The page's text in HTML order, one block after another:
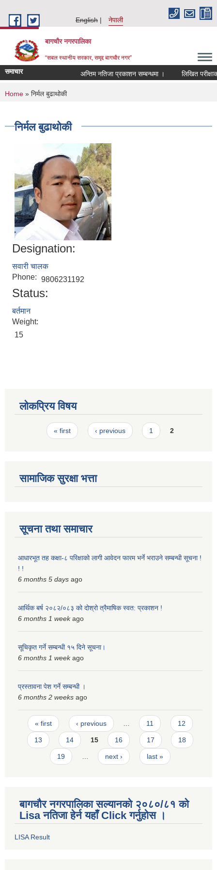
English
नेपाली
बागचौर नगरपालिका
“सबल स्थानीय सरकार, समृद्द बागचौर नगर”
समाचार अन्तिम नतिजा प्रकाशन सम्बन्धमा । लिखित
You are here
Home » निर्मल बुढाथोकी
निर्मल बुढाथोकी
Designation:
सवारी चालक
Phone: 9806231192
Status:
बर्तमान
Weight:
15
लोकप्रिय विषय
Pages« first ‹ previous 1 2
सामाजिक सुरक्षा भत्ता
सूचना तथा समाचार
आधारभूत तह कक्षा-८ परिक्षाको लागी आवेदन फारम भर्ने भराउने सम्बन्धी सूचना !
! !
6 months 5 days ago
आर्थिक बर्ष २०८२/०८३ को दोश्रो त्रैमाषिक स्वत: प्रकाशन !
6 months 1 weekago
सूचिकृत गर्ने सम्बन्धी १५ दिने सूचना।
6 months 1 weekago
प्रस्तावना पेश गर्ने सम्बन्धी ।
6 months 2 weeks ago
Pages
« first ‹ previous … 11 12
13 14 15 16 17 18
19 … next › last »
बागचौर नगरपालिका सल्यानको २०८०/८१ को
Lisa नतिजा हेर्न यहाँ Click गर्नुहोस ।
LISA Result